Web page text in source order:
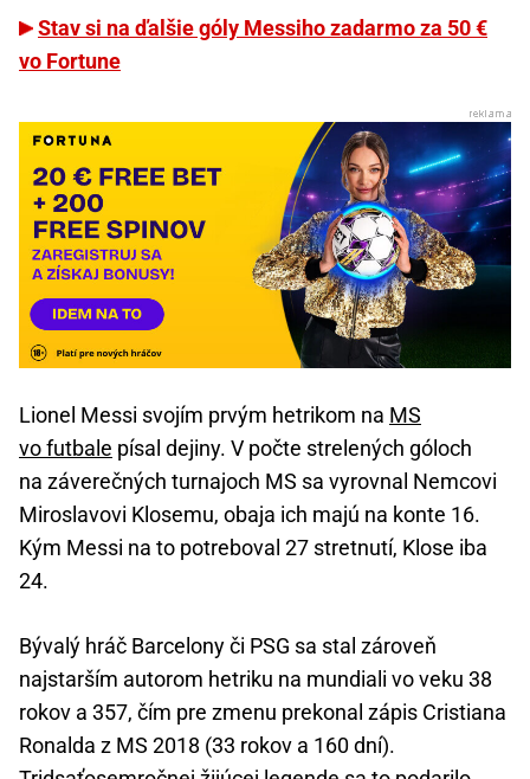
Stav si na ďalšie góly Messiho zadarmo za 50 €
vo Fortune
Lionel Messi svojím prvým hetrikom na MS
vo futbale písal dejiny. V počte strelených góloch
na záverečných turnajoch MS sa vyrovnal Nemcovi
Miroslavovi Klosemu, obaja ich majú na konte 16.
Kým Messi na to potreboval 27 stretnutí, Klose iba
24.
Bývalý hráč Barcelony či PSG sa stal zároveň
najstarším autorom hetriku na mundiali vo veku 38
rokov a 357, čím pre zmenu prekonal zápis Cristiana
Ronalda z MS 2018 (33 rokov a 160 dní).